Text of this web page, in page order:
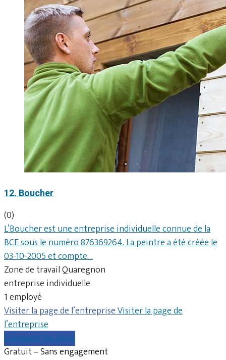
12. Boucher
(0)
L’Boucher est une entreprise individuelle connue de la
BCE sous le numéro 876369264. La peintre a été créée le
03-10-2005 et compte…
Zone de travail Quaregnon
entreprise individuelle
1 employé
Visiter la page de l’entrepriseVisiter la page de
l’entreprise
Comparer les devis
Gratuit – Sans engagement